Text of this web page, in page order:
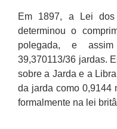
Em 1897, a Lei dos
determinou o
polegada, e
39,370113/36 jardas.
sobre a Jarda e a
da jarda como 0,9144
formalmente na lei